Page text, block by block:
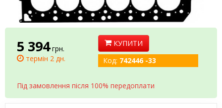
5 394 грн.
термін 2 дн.
КУПИТИ
Код: 742446 -33
Під замовлення після 100% передоплати